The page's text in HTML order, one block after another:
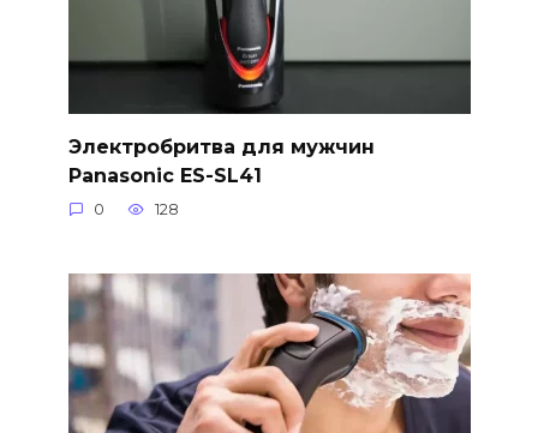
Электробритва для мужчин
Panasonic ES-SL41
0 128